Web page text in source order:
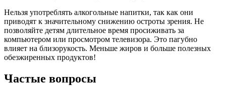
Нельзя употреблять алкогольные напитки, так как они
приводят к значительному снижению остроты зрения. Не
позволяйте детям длительное время просиживать за
компьютером или просмотром телевизора. Это пагубно
влияет на близорукость. Меньше жиров и больше полезных
обезжиренных продуктов!
Частые вопросы